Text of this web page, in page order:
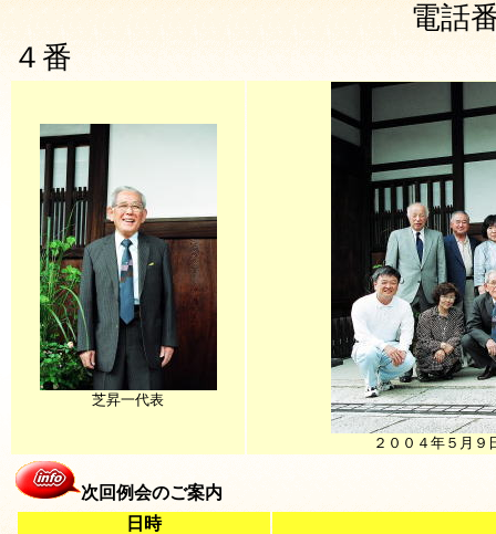
電話
４番
芝昇一代表
２００４年５月
次回例会のご案内
日時